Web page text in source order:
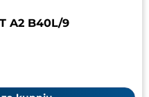
A2 B40L/9